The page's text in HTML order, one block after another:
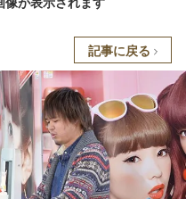
記事に戻る